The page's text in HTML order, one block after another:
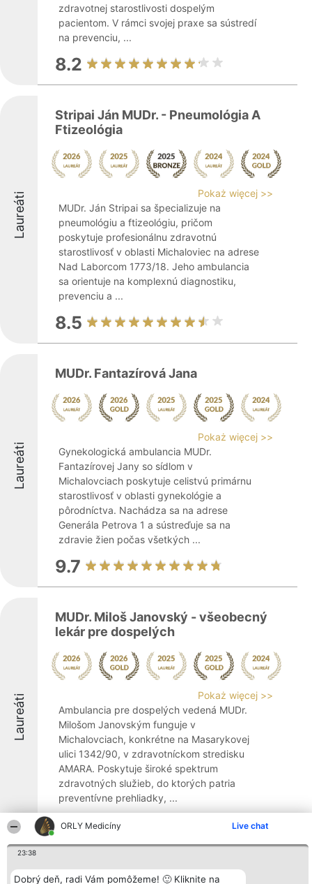
ORLY Medicíny Live chat
23:38
Dobrý deň, radi Vám pomôžeme! 🙂 Kliknite na
zdravotnej starostlivosti dospelým
pacientom. V rámci svojej praxe sa sústredí
na prevenciu, ...
8.2
Laureáti
Stripai Ján MUDr. - Pneumológia A
Ftizeológia
Pokaż więcej >>
MUDr. Ján Stripai sa špecializuje na
pneumológiu a ftizeológiu, pričom
poskytuje profesionálnu zdravotnú
starostlivosť v oblasti Michaloviec na adrese
Nad Laborcom 1773/18. Jeho ambulancia
sa orientuje na komplexnú diagnostiku,
prevenciu a ...
8.5
Laureáti
MUDr. Fantazírová Jana
Pokaż więcej >>
Gynekologická ambulancia MUDr.
Fantazírovej Jany so sídlom v
Michalovciach poskytuje celistvú primárnu
starostlivosť v oblasti gynekológie a
pôrodníctva. Nachádza sa na adrese
Generála Petrova 1 a sústreďuje sa na
zdravie žien počas všetkých ...
9.7
Laureáti
MUDr. Miloš Janovský - všeobecný
lekár pre dospelých
Pokaż więcej >>
Ambulancia pre dospelých vedená MUDr.
Milošom Janovským funguje v
Michalovciach, konkrétne na Masarykovej
ulici 1342/90, v zdravotníckom stredisku
AMARA. Poskytuje široké spektrum
zdravotných služieb, do ktorých patria
preventívne prehliadky, ...
9.1
IMUDO s.r.o.-Dovhunová Mária